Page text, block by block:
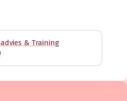
& Training